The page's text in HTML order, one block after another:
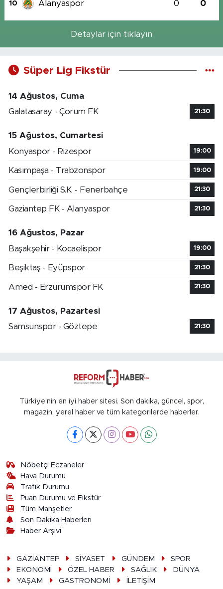
10 Alanyaspor 0 0
Detaylar için tıklayın
Süper Lig Fikstür
14 Ağustos, Cuma
Galatasaray - Çorum FK
21:30
15 Ağustos, Cumartesi
Konyaspor - Rizespor
19:00
Kasımpaşa - Trabzonspor 19:00
Gençlerbirliği S.K. - Fenerbahçe 21:30
Gaziantep FK - Alanyaspor 21:30
16 Ağustos, Pazar
Başakşehir - Kocaelispor
19:00
Beşiktaş - Eyüpspor 21:30
Amed - Erzurumspor FK 21:30
17 Ağustos, Pazartesi
Samsunspor - Göztepe
21:30
Türkiye'nin en iyi haber sitesi. Son dakika, güncel, spor,
magazin, yerel haber ve tüm kategorilerde haberler.
Nöbetçi Eczaneler
Hava Durumu
Trafik Durumu
Puan Durumu ve Fikstür
Tüm Manşetler
Son Dakika Haberleri
Haber Arşivi
GAZİANTEP SİYASET GÜNDEM
SPOR
EKONOMİ
ÖZEL HABER SAĞLIK
DÜNYA
YAŞAM
GASTRONOMİ İLETİŞİM